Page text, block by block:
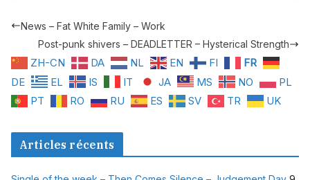
News – Fat White Family – Work
Post-punk shivers – DEADLETTER – Hysterical Strength
ZH-CN DA NL EN FI
FR
DE
EL IS IT JA MS NO
PL
PT
RO RU ES SV TR UK
Articles récents